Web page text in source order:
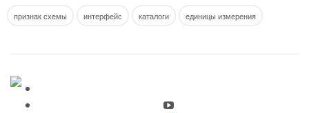
признак схемы интерфейс каталоги единицы измерения